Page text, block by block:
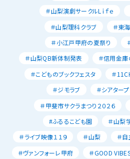
＃山梨演劇サークルLｉｆｅ
＃山梨理科クラブ
＃東
＃小江戸甲府の夏祭り
＃山梨QB新体制発表
＃信用金庫
＃こどものブックフェスタ
＃
＃ジモラブ
＃シアター
＃甲斐市サクラまつり２０２６
#ふるるこども園
＃山梨
＃ライブ映像１１９
＃山梨 ＃
＃ヴァンフォーレ甲府
＃GOOD